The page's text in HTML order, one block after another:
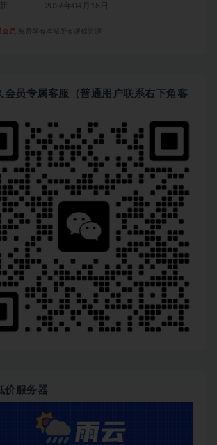
2026年04月18日
会员 免费享有本站所有课程资源
会员专属客服（普通用户联系右下角客
价服务器